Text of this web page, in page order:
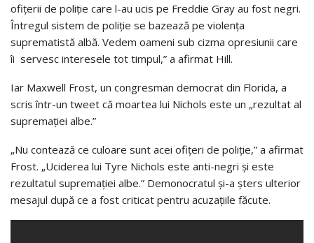
ofițerii de poliție care l-au ucis pe Freddie Gray au fost negri.
Întregul sistem de poliție se bazează pe violența
suprematistă albă. Vedem oameni sub cizma opresiunii care
îi servesc interesele tot timpul,” a afirmat Hill.
Iar Maxwell Frost, un congresman democrat din Florida, a
scris într-un tweet că moartea lui Nichols este un „rezultat al
supremației albe.”
„Nu contează ce culoare sunt acei ofițeri de poliție,” a afirmat
Frost. „Uciderea lui Tyre Nichols este anti-negri și este
rezultatul supremației albe.” Demonocratul și-a șters ulterior
mesajul după ce a fost criticat pentru acuzațiile făcute.